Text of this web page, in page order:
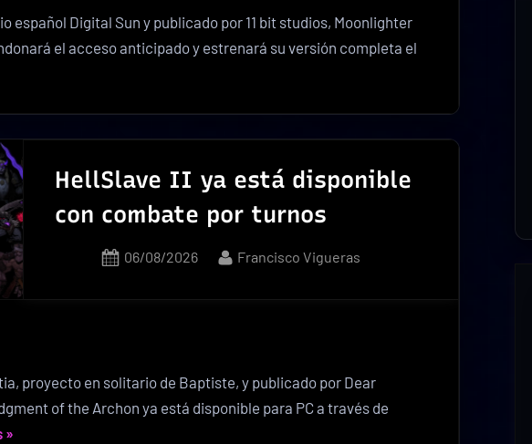
español Digital Sun y publicado por 11 bit studios, Moonlighter
el acceso anticipado y estrenará su versión completa el
HellSlave II ya está disponible
con combate por turnos
Posted
06/08/2026 By
Francisco Vigueras
proyecto en solitario de Baptiste, y publicado por Dear
of the Archon ya está disponible para PC a través de
«HellSlave
»